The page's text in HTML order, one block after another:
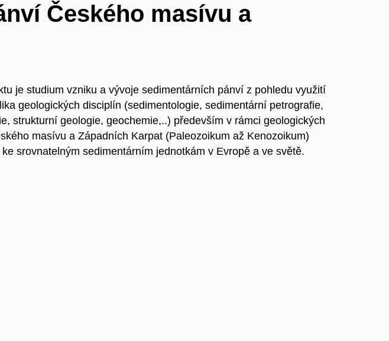
Českého masívu a
je studium vzniku a vývoje sedimentárních pánví z pohledu využití
geologických disciplín (sedimentologie, sedimentární petrografie,
strukturní geologie, geochemie,..) především v rámci geologických
masívu a Západních Karpat (Paleozoikum až Kenozoikum)
srovnatelným sedimentárním jednotkám v Evropě a ve světě.